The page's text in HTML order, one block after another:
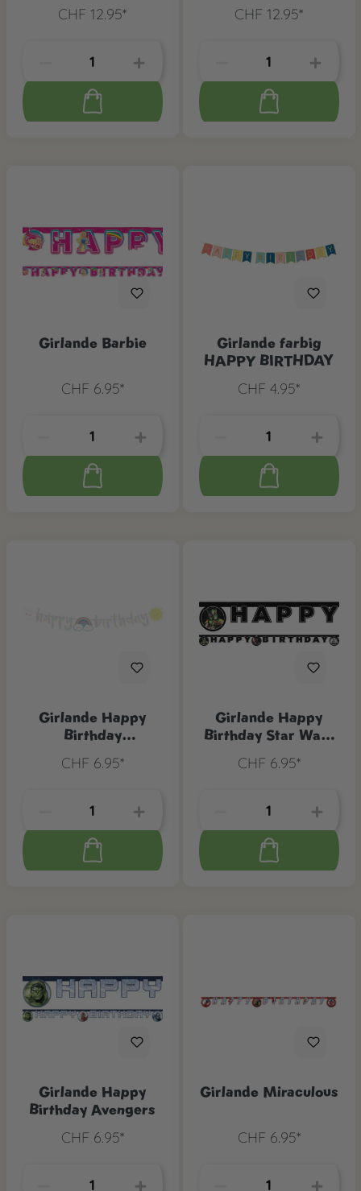
CHF 12.95*
CHF 12.95*
Girlande Barbie
CHF 6.95*
Girlande farbig
HAPPY BIRTHDAY
CHF 4.95*
Girlande Happy
Birthday
Wolke
CHF 6.95*
Girlande Happy
Birthday Star Wars
CHF 6.95*
Girlande Happy
Birthday Avengers
CHF 6.95*
Girlande Miraculous
CHF 6.95*